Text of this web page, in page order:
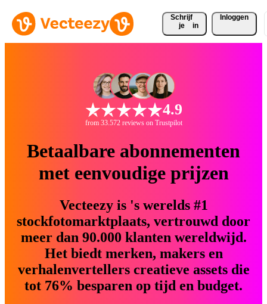
Schrijf
je
in
Inloggen
4.9
from 33.572 reviews on Trustpilot
Betaalbare abonnementen
met eenvoudige prijzen
Vecteezy is 's werelds #1
stockfotomarktplaats, vertrouwd door
meer dan 90.000 klanten wereldwijd.
Het biedt merken, makers en
verhalenvertellers creatieve assets die
tot 76% besparen op tijd en budget.